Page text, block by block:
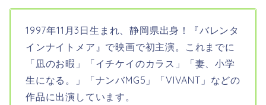
1997年11月3日生まれ、静岡県出身！
『バレンタ
インナイトメア』で映画で初主演。これまでに
「凪のお暇」「イチケイのカラス」「妻、小学
生になる。」「ナンバMG5」「VIVANT」などの
作品に出演しています。